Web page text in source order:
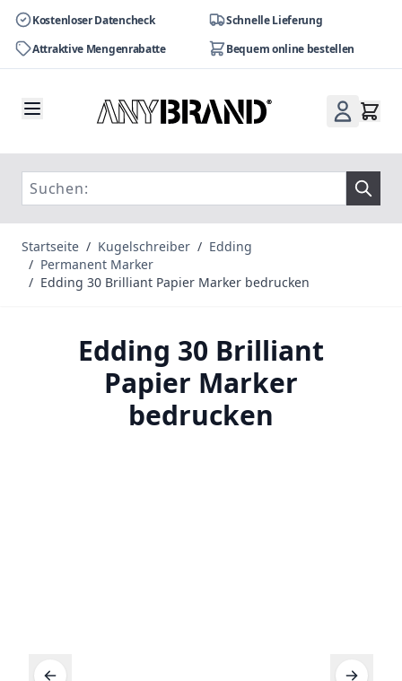
Kostenloser Datencheck
Schnelle Lieferung
Attraktive Mengenrabatte
Bequem online bestellen
Startseite / Kugelschreiber / Edding
/ Permanent Marker
/ Edding 30 Brilliant Papier Marker bedrucken
Edding 30 Brilliant
Papier Marker
bedrucken